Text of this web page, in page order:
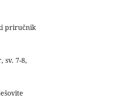
priručnik
sv. 7-8,